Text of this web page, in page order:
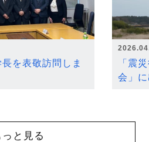
を表敬訪問しま
「震
会」
っと見る